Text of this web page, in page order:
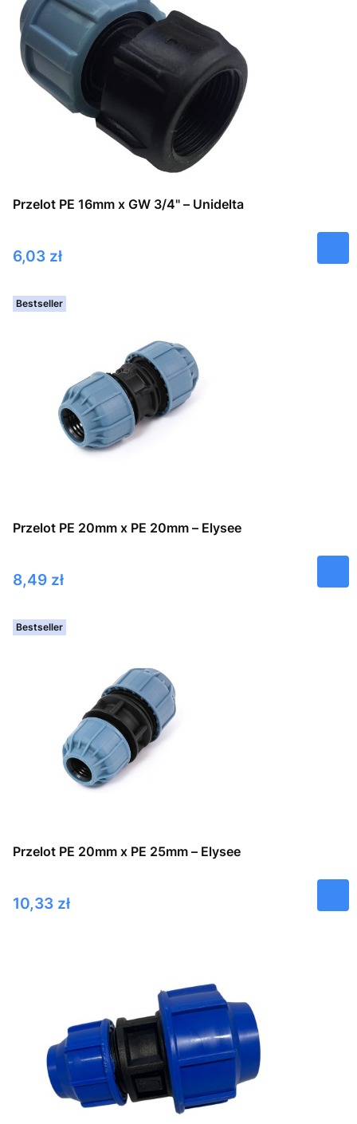
Przelot PE 16mm x GW 3/4" – Unidelta
Cena
6,03 zł
Bestseller
Przelot PE 20mm x PE 20mm – Elysee
Cena
8,49 zł
Bestseller
Przelot PE 20mm x PE 25mm – Elysee
Cena
10,33 zł